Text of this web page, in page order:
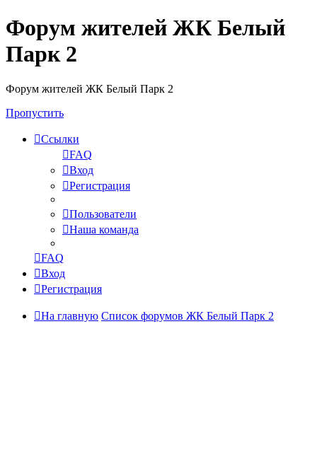
Форум жителей ЖК Белый
Парк 2
Форум жителей ЖК Белый Парк 2
Пропустить
Ссылки
FAQ
Вход
Регистрация
Пользователи
Наша команда
FAQ
Вход
Регистрация
На главную Список форумов ЖК Белый Парк 2